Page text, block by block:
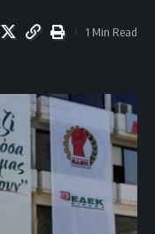
1 Min Read